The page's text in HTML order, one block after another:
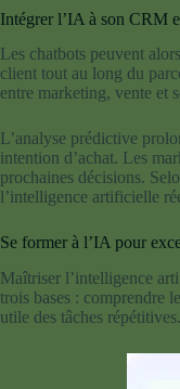
Intégrer l’IA à son CRM
Les chatbots peuvent
client tout au long du
entre marketing, vente et
L’analyse prédictive
intention d’achat. Les
prochaines décisions.
l’intelligence artificielle
Se former à l’IA pour
Maîtriser l’intelligence
trois bases : comprendre
utile des tâches répétitives.